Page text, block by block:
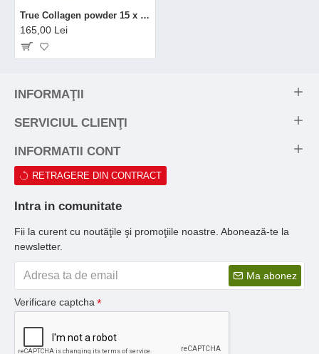
True Collagen powder 15 x 5 gr (15 plicuri), Ancient and Brave
165,00 Lei
INFORMAŢII
SERVICIUL CLIENŢI
INFORMATII CONT
RETRAGERE DIN CONTRACT
Intra in comunitate
Fii la curent cu noutăţile şi promoţiile noastre. Abonează-te la
newsletter.
Ma abonez
Verificare captcha